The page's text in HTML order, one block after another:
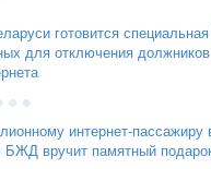
готовится специальная
для отключения должников
интернет-пассажиру
БЖД вручит памятный